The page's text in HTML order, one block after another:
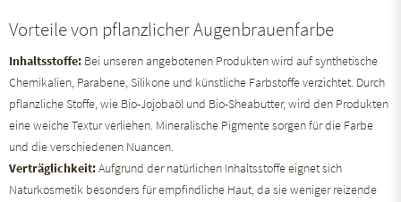
Vorteile von pflanzlicher Augenbrauenfarbe
Inhaltsstoffe: Bei unseren angebotenen Produkten wird auf synthetische
Chemikalien, Parabene, Silikone und künstliche Farbstoffe verzichtet. Durch
pflanzliche Stoffe, wie Bio-Jojobaöl und Bio-Sheabutter, wird den Produkten
eine weiche Textur verliehen. Mineralische Pigmente sorgen für die Farbe
und die verschiedenen Nuancen.
Verträglichkeit:Aufgrund der natürlichen Inhaltsstoffe eignet sich
Naturkosmetik besonders für empfindliche Haut, da sie weniger reizende